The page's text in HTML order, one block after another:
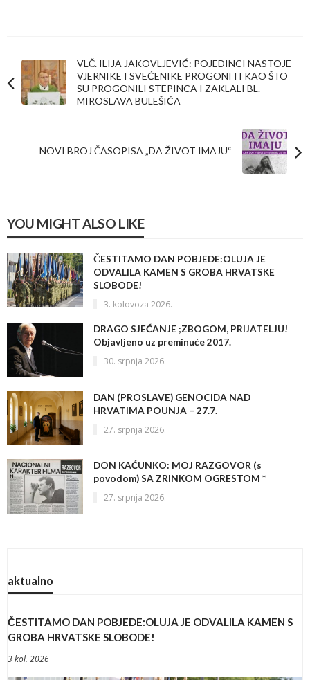
VLČ. ILIJA JAKOVLJEVIĆ: POJEDINCI NASTOJE
VJERNIKE I SVEĆENIKE PROGONITI KAO ŠTO
SU PROGONILI STEPINCA I ZAKLALI BL.
MIROSLAVA BULEŠIĆA
NOVI BROJ ČASOPISA „DA ŽIVOT IMAJU“
YOU MIGHT ALSO LIKE
ČESTITAMO DAN POBJEDE:OLUJA JE
ODVALILA KAMEN S GROBA HRVATSKE
SLOBODE!
3. kolovoza 2026.
DRAGO SJEĆANJE ;ZBOGOM, PRIJATELJU!
Objavljeno uz preminuće 2017.
30. srpnja 2026.
DAN (PROSLAVE) GENOCIDA NAD
HRVATIMA POUNJA – 27.7.
27. srpnja 2026.
DON KAĆUNKO: MOJ RAZGOVOR (s
povodom) SA ZRINKOM OGRESTOM *
27. srpnja 2026.
aktualno
ČESTITAMO DAN POBJEDE:OLUJA JE ODVALILA KAMEN S
GROBA HRVATSKE SLOBODE!
3 kol. 2026